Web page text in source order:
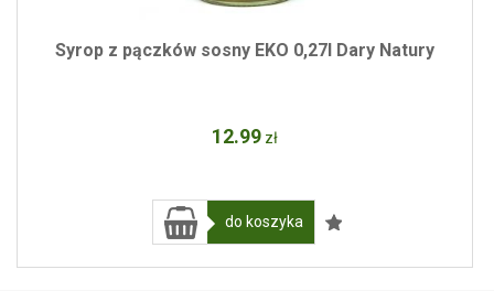
Syrop z pączków sosny EKO 0,27l Dary Natury
12.99 zł
do koszyka